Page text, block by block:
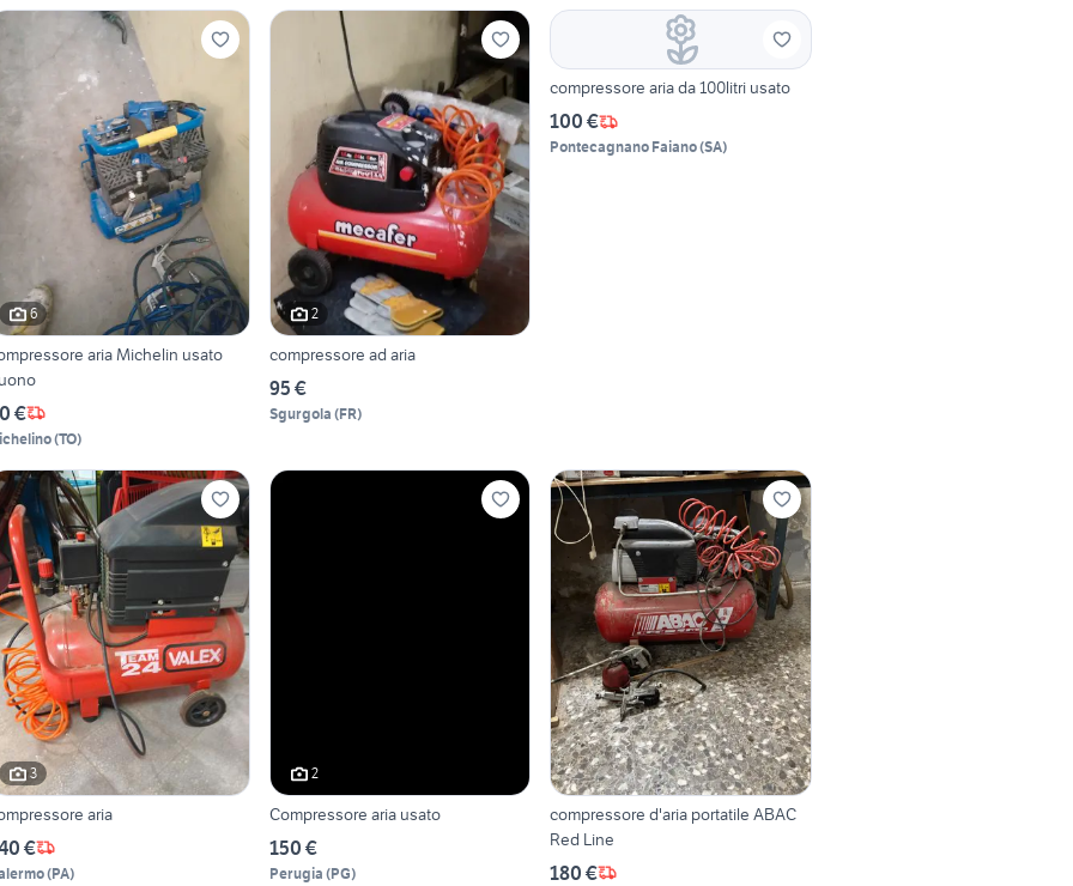
6
aria Michelin usato
€
(TO)
2
compressore ad aria
95 €
Sgurgola (FR)
compressore aria da 100litri usato
100 €
Pontecagnano Faiano(SA)
3
aria
€
(PA)
2
Compressore aria usato
150 €
Perugia (PG)
compressore d'aria portatile ABAC
Red Line
180 €